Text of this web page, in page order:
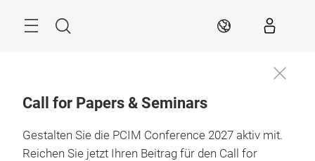
Suche DE
Call for Papers & Seminars
Gestalten Sie die PCIM Conference 2027 aktiv mit.
Reichen Sie jetzt Ihren Beitrag für den Call for